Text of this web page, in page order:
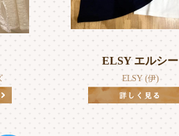
ELSY エルシー
ELSY (伊)